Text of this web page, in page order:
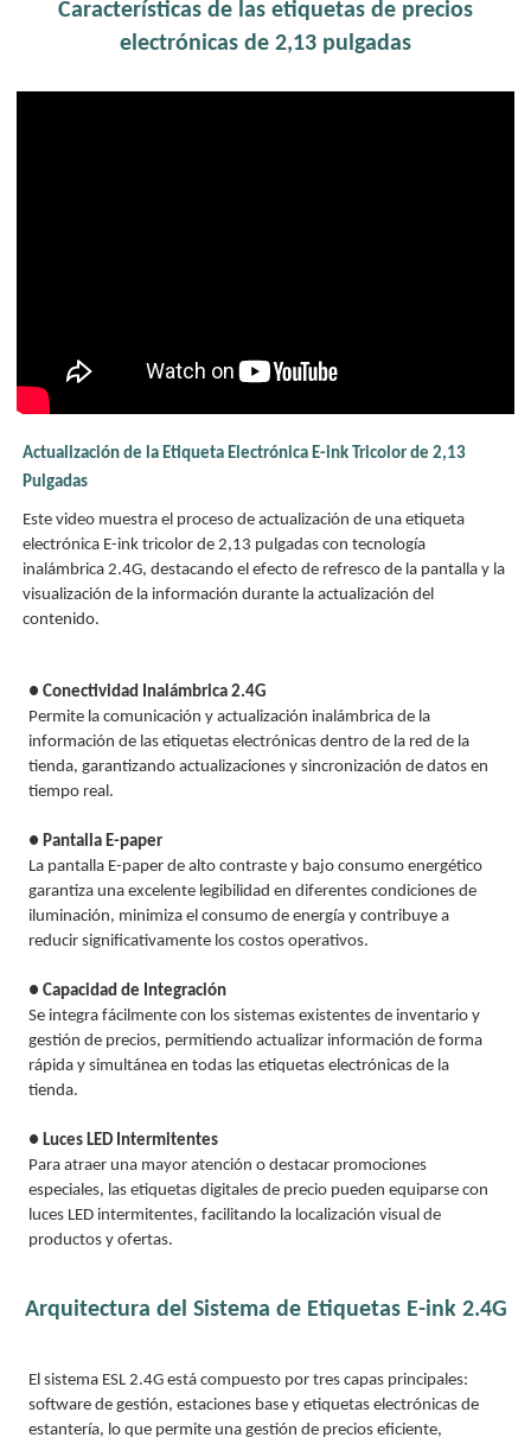
Características de las etiquetas de precios
electrónicas de 2,13 pulgadas
Actualización de la Etiqueta Electrónica E-ink Tricolor de 2,13
Pulgadas
Este video muestra el proceso de actualización de una etiqueta
electrónica E-ink tricolor de 2,13 pulgadas con tecnología
inalámbrica 2.4G, destacando el efecto de refresco de la pantalla y la
visualización de la información durante la actualización del
contenido.
● Conectividad Inalámbrica 2.4G
Permite la comunicación y actualización inalámbrica de la
información de las etiquetas electrónicas dentro de la red de la
tienda, garantizando actualizaciones y sincronización de datos en
tiempo real.
● Pantalla E-paper
La pantalla E-paper de alto contraste y bajo consumo energético
garantiza una excelente legibilidad en diferentes condiciones de
iluminación, minimiza el consumo de energía y contribuye a
reducir significativamente los costos operativos.
● Capacidad de Integración
Se integra fácilmente con los sistemas existentes de inventario y
gestión de precios, permitiendo actualizar información de forma
rápida y simultánea en todas las etiquetas electrónicas de la
tienda.
● Luces LED Intermitentes
Para atraer una mayor atención o destacar promociones
especiales, las etiquetas digitales de precio pueden equiparse con
luces LED intermitentes, facilitando la localización visual de
productos y ofertas.
Arquitectura del Sistema de Etiquetas E-ink 2.4G
El sistema ESL 2.4G está compuesto por tres capas principales:
software de gestión, estaciones base y etiquetas electrónicas de
estantería, lo que permite una gestión de precios eficiente,